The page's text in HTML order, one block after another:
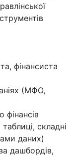
фінансиста
(МФО,
фінансів
складні
даних)
дашбордів,